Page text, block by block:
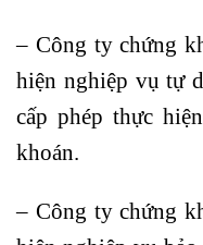
– Công ty chứng
hiện nghiệp vụ tự
cấp phép thực
khoán.
– Công ty chứng